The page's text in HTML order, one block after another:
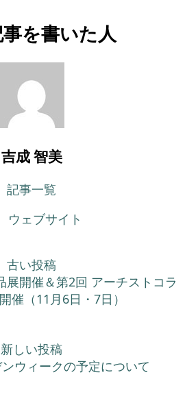
を書いた人
吉成 智美
記事一覧
ウェブサイト
古い投稿
展開催＆第2回 アーチストコラ
催（11月6日・7日）
新しい投稿
ウィークの予定について